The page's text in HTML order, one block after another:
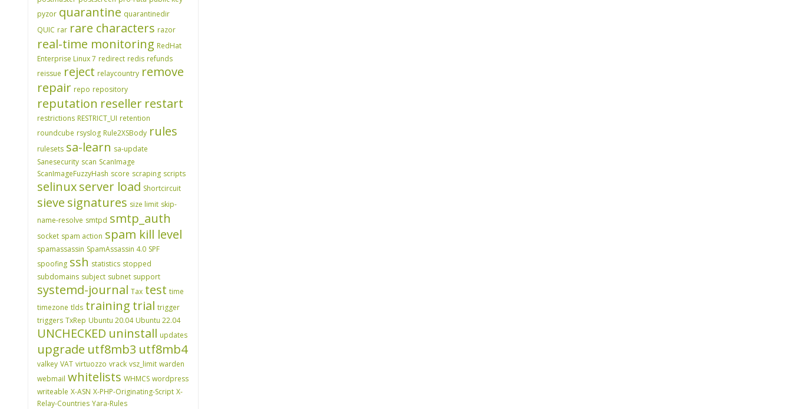
pyzor quarantine quarantinedir
QUIC rar rare characters razor
real-time monitoring RedHat
Enterprise Linux 7 redirect redis refunds
reissue reject relaycountry remove
repair repo repository
reputation reseller restart
restrictions RESTRICT_UI retention
roundcube rsyslog Rule2XSBody rules
rulesets sa-learn sa-update
Sanesecurity scan ScanImage
ScanImageFuzzyHash score scraping scripts
selinuxserver load Shortcircuit
sieve signatures size limit skip-
name-resolve smtpd smtp_auth
socket spam action spam kill level
spamassassin SpamAssassin 4.0 SPF
spoofing ssh statistics stopped
subdomains subject subnet support
systemd-journal Tax test time
timezone tlds training trial trigger
triggers TxRep Ubuntu 20.04 Ubuntu 22.04
UNCHECKED uninstall updates
upgrade utf8mb3 utf8mb4
valkey VAT virtuozzo vrack vsz_limit warden
webmail whitelists WHMCS wordpress
writeable X-ASN X-PHP-Originating-Script X-
Relay-Countries Yara-Rules